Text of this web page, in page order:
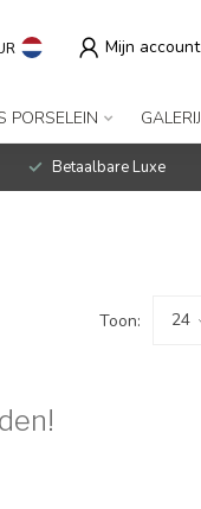
Mijn account
PORSELEIN GALERIJ
Betaalbare Luxe
Toon: